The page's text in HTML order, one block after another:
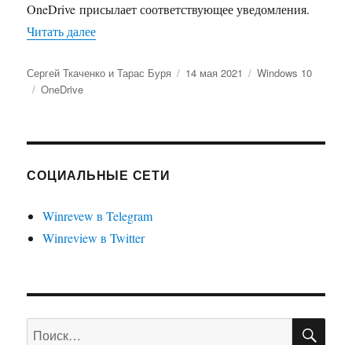
OneDrive присылает соответствующее уведомления.
Читать далее«Как отключить уведомления OneDrive об
Автор
Сергей Ткаченко и Тарас Буря Опубликовано
14 мая 2021 Рубрики
Windows 10
Метки
OneDrive
СОЦИАЛЬНЫЕ СЕТИ
Winrevew в Telegram
Winreview в Twitter
Искать: